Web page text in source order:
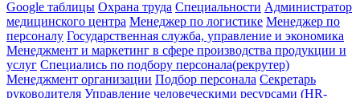
Google таблицы Охрана труда Специальности Администратор
медицинского центра Менеджер по логистике Менеджер по
персоналу Государственная служба, управление и экономика
Менеджмент и маркетинг в сфере производства продукции и
услуг Специались по подбору персонала(рекрутер)
Менеджмент организации Подбор персонала Секретарь
руководителя Управление человеческими ресурсами (HR-